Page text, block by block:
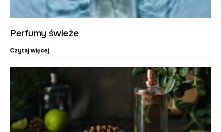
Perfumy świeże
Czytaj więcej